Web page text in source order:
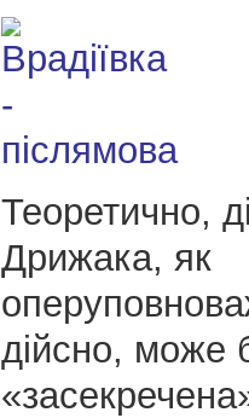
Теоретично,
Дрижака, як
дійсно, може